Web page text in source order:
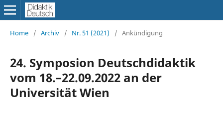
Home / Archiv / Nr. 51 (2021) / Ankündigung
24. Symposion Deutschdidaktik
vom 18.–22.09.2022 an der
Universität Wien